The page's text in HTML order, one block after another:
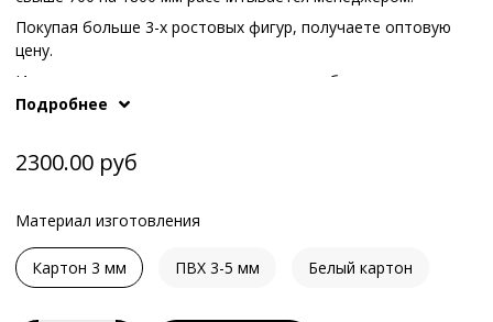
Покупая больше 3-х ростовых фигур, получаете оптовую
цену.
Иные варианты опоры или конструкции обсуждаются с
нашими менеджерам по телефонам или в
Подробнее
2300.00 руб
Материал изготовления
Картон 3 мм ПВХ 3-5 мм Белый картон